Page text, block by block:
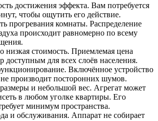
достижения эффекта. Вам потребуется
чтобы ощутить его действие.
прогревания комнаты. Распределение
происходит равномерно по всему
низкая стоимость. Приемлемая цена
доступным для всех слоёв населения.
Включённое устройство
производит посторонних шумов.
и небольшой вес. Агрегат может
в любом уголке квартиры. Его
минимум пространства.
и обслуживания. Аппарат не собирает